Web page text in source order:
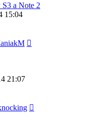
a Note 2
15:04
21:07